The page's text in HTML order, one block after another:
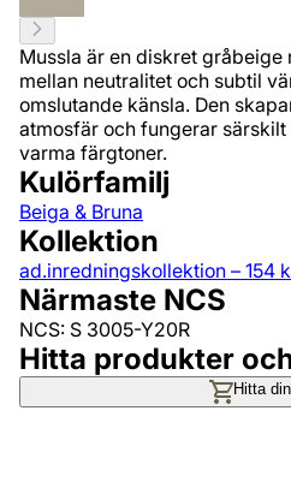
Mussla är en diskret gråbeige
mellan neutralitet och subtil
omslutande känsla. Den
atmosfär och fungerar
varma färgtoner.
Kulörfamilj
Beiga & Bruna
Kollektion
ad.inredningskollektion – 154
Närmaste NCS
NCS: S 3005-Y20R
Hitta produkter
Hitta